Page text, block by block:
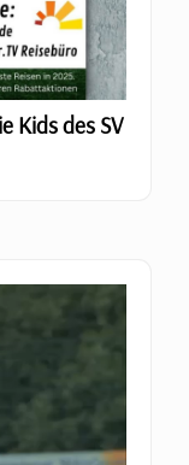
Kids des SV